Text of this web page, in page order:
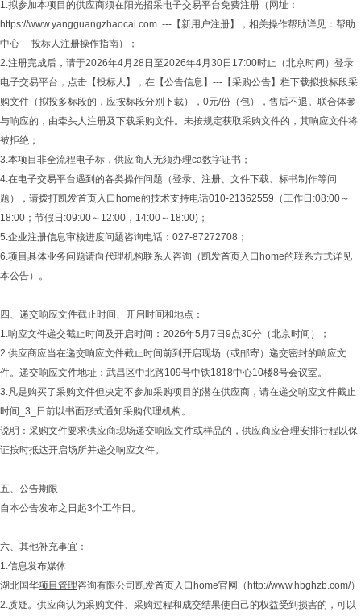
1.拟参加本项目的供应商须在阳光招采电子交易平台免费注册（网址：
https://www.yangguangzhaocai.com ---【新用户注册】，相关操作帮助详见：帮助
中心--- 投标人注册操作指南）；
2.注册完成后，请于2026年4月28日至2026年4月30日17:00时止（北京时间）登录
电子交易平台，点击【投标人】，在【公告信息】---【采购公告】栏下载拟投标段采
购文件（拟投多标段的，应按标段分别下载），0元/份（包），售后不退。联合体参
与响应的，由牵头人注册及下载采购文件。未按规定获取采购文件的，其响应文件将
被拒绝；
3.本项目非全流程电子标，供应商人无须办理ca数字证书；
4.在电子交易平台遇到的各类操作问题（登录、注册、文件下载、标书制作等问
题），请拨打凯发首页入口home的技术支持电话010-21362559（工作日:08:00～
18:00；节假日:09:00～12:00，14:00～18:00)；
5.企业注册信息审核进度问题咨询电话：027-87272708；
6.项目具体业务问题请向代理机构联系人咨询（凯发首页入口home的联系方式详见
本公告）。
四、递交响应文件截止时间、开启时间和地点：
1.响应文件递交截止时间及开启时间：2026年5月7日9点30分（北京时间）；
2.供应商应当在递交响应文件截止时间前到开启现场（或邮寄）递交密封的响应文
件。递交响应文件地址：武昌区中北路109号中铁1818中心10楼8号会议室。
3.凡是购买了采购文件但决定不参加采购项目的潜在供应商，请在递交响应文件截止
时间_3_日前以书面形式通知采购代理机构。
说明：采购文件要求供应商现场递交响应文件或样品的，供应商应合理安排行程以保
证按时抵达开启场所并递交响应文件。
五、公告期限
自本公告发布之日起3个工作日。
六、其他补充事宜：
1.信息发布媒体
湖北国华项目管理咨询有限公司凯发首页入口home官网（http://www.hbghzb.com/）
2.质疑。供应商认为采购文件、采购过程和成交结果使自己的权益受到损害的，可以